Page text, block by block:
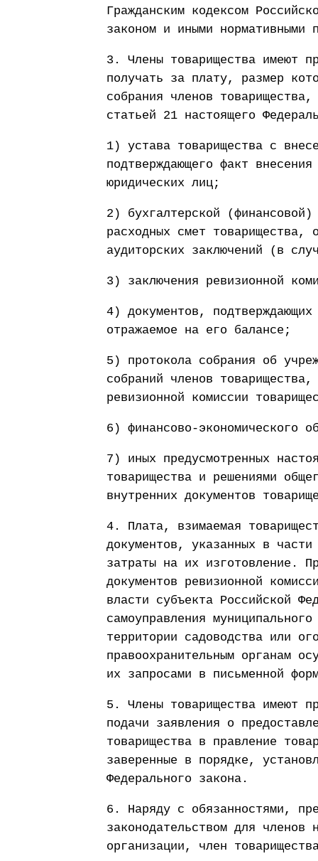
Гражданским кодексом
законом и иными нормативными
3. Члены товарищества имеют
получать за плату, размер
собрания членов
статьей 21 настоящего
1) устава товарищества с
подтверждающего факт
юридических лиц;
2) бухгалтерской
расходных смет товарищества,
аудиторских заключений (в
3) заключения ревизионной
4) документов,
отражаемое на его балансе;
5) протокола собрания об
собраний членов
ревизионной комиссии
6) финансово-экономического
7) иных предусмотренных
товарищества и решениями
внутренних документов
4. Плата, взимаемая
документов, указанных в
затраты на их изготовление.
документов ревизионной
власти субъекта Российской
самоуправления
территории садоводства или
правоохранительным органам
их запросами в письменной
5. Члены товарищества имеют
подачи заявления о
товарищества в правление
заверенные в порядке,
Федерального закона.
6. Наряду с обязанностями,
законодательством для членов
организации, член